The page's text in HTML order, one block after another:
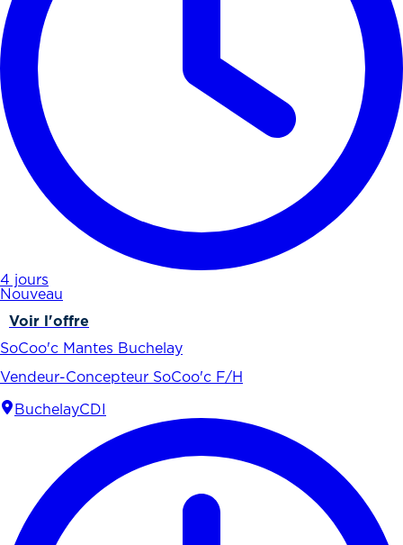
4 jours
Nouveau
Voir l'offre
SoCoo'c Mantes Buchelay
Vendeur-Concepteur SoCoo'c F/H
BuchelayCDI